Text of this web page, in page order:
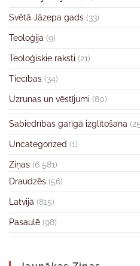
Svētā Jāzepa gads (33)
Teoloģija (9)
Teoloģiskie raksti (21)
Tiecības (34)
Uzrunas un vēstījumi (80)
Sabiedrības garīgā izglītošana
Uncategorized (1)
Ziņas (6 581)
Draudzēs (56)
Latvijā (815)
Pasaulē (98)